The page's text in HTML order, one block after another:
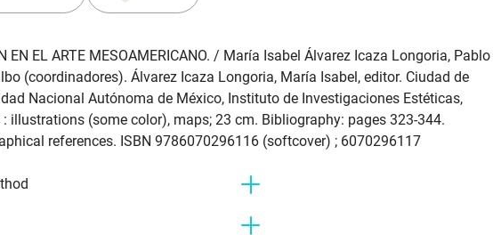
EN EL ARTE MESOAMERICANO. / María Isabel Álvarez Icaza Longoria, Pablo
(coordinadores). Álvarez Icaza Longoria, María Isabel, editor. Ciudad de
Nacional Autónoma de México, Instituto de Investigaciones Estéticas,
illustrations (some color), maps; 23 cm. Bibliography: pages 323-344.
references. ISBN 9786070296116 (softcover) ; 6070296117